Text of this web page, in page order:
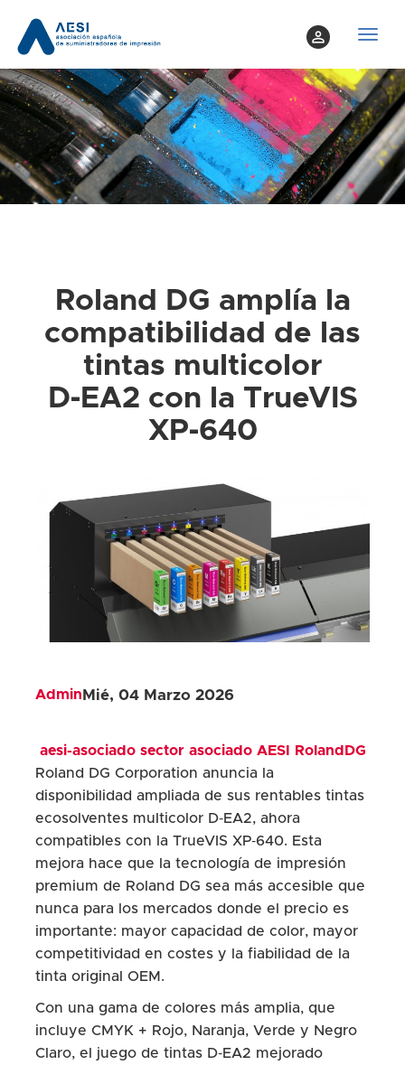
perm_identity
T
g
g
l
e
n
Roland DG amplía la
compatibilidad de las
tintas multicolor
D‑EA2 con la TrueVIS
XP‑640
Admin Mié, 04 Marzo 2026
aesi-asociado sector asociado AESI
RolandDG
Roland DG Corporation anuncia la
disponibilidad ampliada de sus rentables tintas
ecosolventes multicolor D‑EA2, ahora
compatibles con la TrueVIS XP‑640. Esta
mejora hace que la tecnología de impresión
premium de Roland DG sea más accesible que
nunca para los mercados donde el precio es
importante: mayor capacidad de color, mayor
competitividad en costes y la fiabilidad de la
tinta original OEM.
Con una gama de colores más amplia, que
incluye CMYK + Rojo, Naranja, Verde y Negro
Claro, el juego de tintas D‑EA2 mejorado